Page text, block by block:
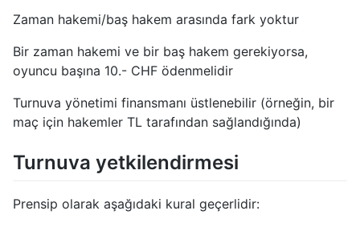
Zaman hakemi/baş hakem arasında fark yoktur
Bir zaman hakemi ve bir baş hakem gerekiyorsa,
oyuncu başına 10.- CHF ödenmelidir
Turnuva yönetimi finansmanı üstlenebilir (örneğin, bir
maç için hakemler TL tarafından sağlandığında)
Turnuva yetkilendirmesi
Prensip olarak aşağıdaki kural geçerlidir: